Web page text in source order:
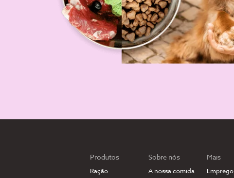
Produtos
Ração
Sobre nós
A nossa comida
Mais
Emprego